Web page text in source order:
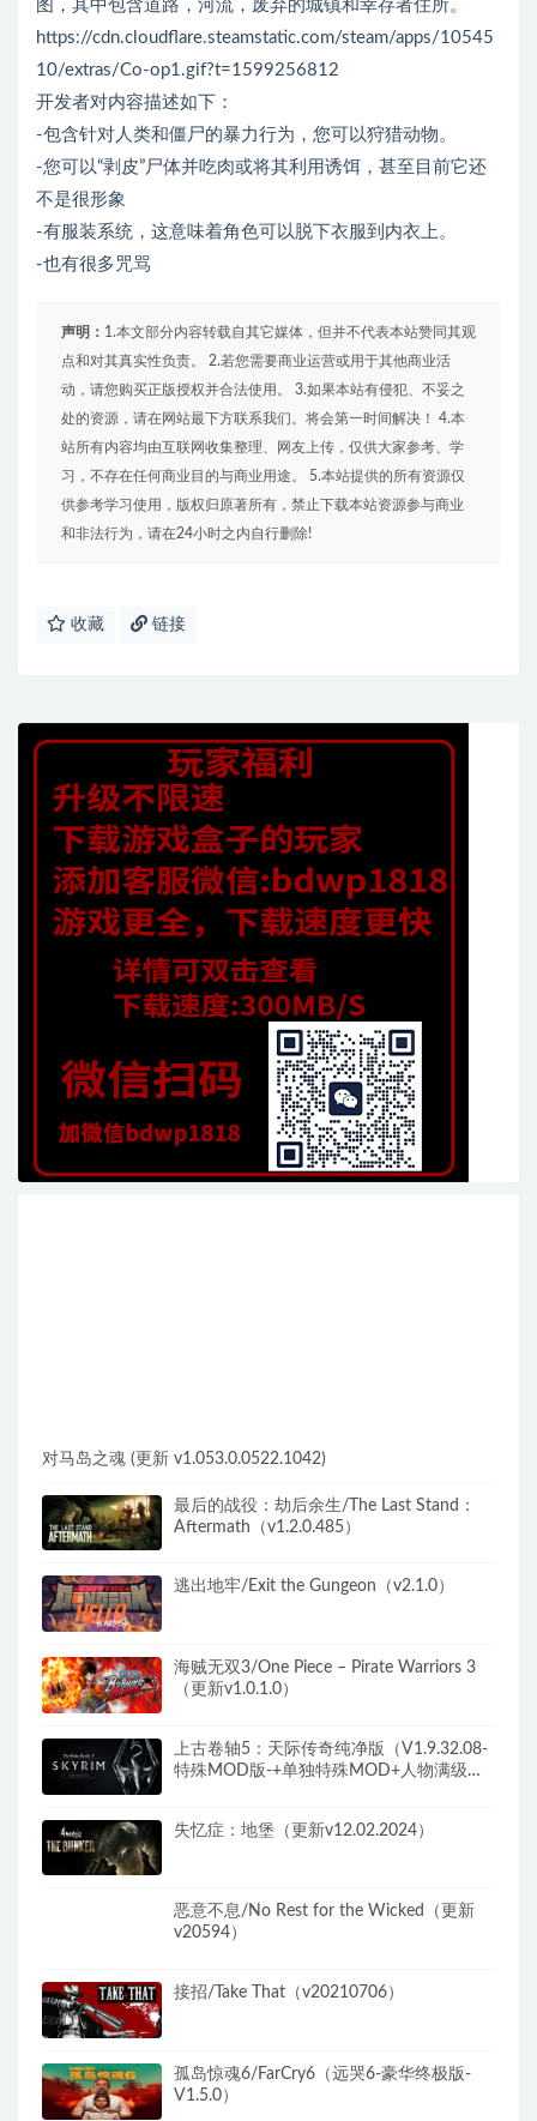
图，其中包含道路，河流，废弃的城镇和幸存者住所。
https://cdn.cloudflare.steamstatic.com/steam/apps/10545
10/extras/Co-op1.gif?t=1599256812
开发者对内容描述如下：
-包含针对人类和僵尸的暴力行为，您可以狩猎动物。
-您可以“剥皮”尸体并吃肉或将其利用诱饵，甚至目前它还
不是很形象
-有服装系统，这意味着角色可以脱下衣服到内衣上。
-也有很多咒骂
声明： 1.本文部分内容转载自其它媒体，但并不代表本站赞同其观
点和对其真实性负责。 2.若您需要商业运营或用于其他商业活
动，请您购买正版授权并合法使用。 3.如果本站有侵犯、不妥之
处的资源，请在网站最下方联系我们。将会第一时间解决！ 4.本
站所有内容均由互联网收集整理、网友上传，仅供大家参考、学
习，不存在任何商业目的与商业用途。 5.本站提供的所有资源仅
供参考学习使用，版权归原著所有，禁止下载本站资源参与商业
和非法行为，请在24小时之内自行删除!
收藏 链接
对马岛之魂 (更新 v1.053.0.0522.1042)
最后的战役：劫后余生/The Last Stand：
Aftermath（v1.2.0.485）
逃出地牢/Exit the Gungeon（v2.1.0）
海贼无双3/One Piece – Pirate Warriors 3
（更新v1.0.1.0）
上古卷轴5：天际传奇纯净版（V1.9.32.08-
特殊MOD版-+单独特殊MOD+人物满级存
失忆症：地堡（更新v12.02.2024）
恶意不息/No Rest for the Wicked（更新
v20594）
接招/Take That（v20210706）
孤岛惊魂6/FarCry6（远哭6-豪华终极版-
V1.5.0）